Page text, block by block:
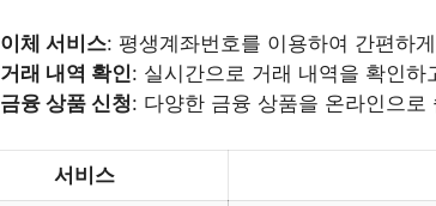
이체 서비스: 평생계좌번호를 이용하여 간편하
거래 내역 확인: 실시간으로 거래 내역을 확인하
금융 상품 신청: 다양한 금융 상품을 온라인으로
서비스